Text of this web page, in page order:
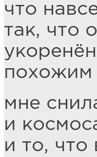
что
так, что
похожим
мне
и
и то,